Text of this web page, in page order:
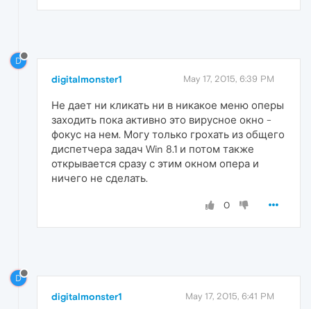
D
digitalmonster1 May 17, 2015, 6:39 PM
Не дает ни кликать ни в никакое меню оперы
заходить пока активно это вирусное окно -
фокус на нем. Могу только грохать из общего
диспетчера задач Win 8.1 и потом также
открывается сразу с этим окном опера и
ничего не сделать.
0
D
digitalmonster1 May 17, 2015, 6:41 PM